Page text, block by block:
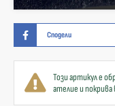
Сподели
Този артикул е
ателие и покрива